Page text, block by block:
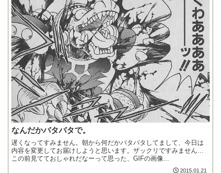
なんだかバタバタで。
遅くなってすみません。朝から何だかバタバタしてまして、今日は
内容を変更してお届けしようと思います。ザックリですみません…
この前見てておしゃれだなーって思った、GIFの画像...
2015.01.21